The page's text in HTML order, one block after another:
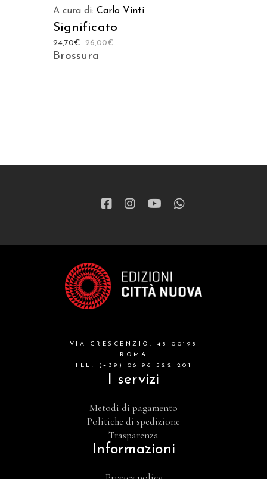
A cura di: Carlo Vinti
Significato
26,00€
24,70€
Brossura
VIA CRESCENZIO, 43 00193
ROMA
TEL. (+39) 06 96 522 201
I servizi
Metodi di pagamento
Politiche di spedizione
Trasparenza
Informazioni